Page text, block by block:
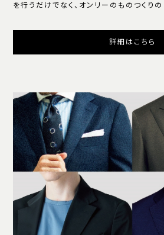
を行うだけでなく、オンリーのものつくりの
詳細はこちら